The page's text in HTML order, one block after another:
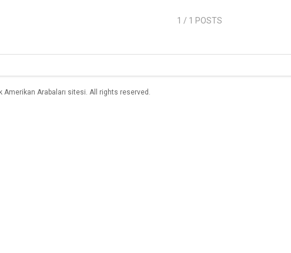
1 / 1 POSTS
Arabaları sitesi. All rights reserved.